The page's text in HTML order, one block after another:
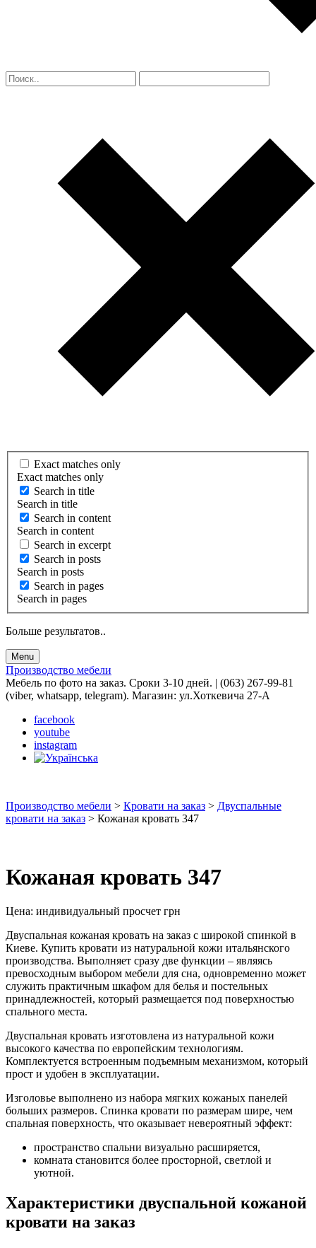
Exact matches only
Exact matches only
Search in title
Search in title
Search in content
Search in content
Search in excerpt
Search in posts
Search in posts
Search in pages
Search in pages
Больше результатов..
Menu
Производство мебели
Мебель по фото на заказ. Сроки 3-10 дней. | (063) 267-99-81
(viber, whatsapp, telegram). Магазин: ул.Хоткевича 27-А
facebook
youtube
instagram
Производство мебели > Кровати на заказ > Двуспальные
кровати на заказ > Кожаная кровать 347
Кожаная кровать 347
Цена: индивидуальный просчет грн
Двуспальная кожаная кровать на заказ с широкой спинкой в
Киеве. Купить кровати из натуральной кожи итальянского
производства. Выполняет сразу две функции – являясь
превосходным выбором мебели для сна, одновременно может
служить практичным шкафом для белья и постельных
принадлежностей, который размещается под поверхностью
спального места.
Двуспальная кровать изготовлена из натуральной кожи
высокого качества по европейским технологиям.
Комплектуется встроенным подъемным механизмом, который
прост и удобен в эксплуатации.
Изголовье выполнено из набора мягких кожаных панелей
больших размеров. Спинка кровати по размерам шире, чем
спальная поверхность, что оказывает невероятный эффект:
пространство спальни визуально расширяется,
комната становится более просторной, светлой и
уютной.
Характеристики двуспальной кожаной
кровати на заказ